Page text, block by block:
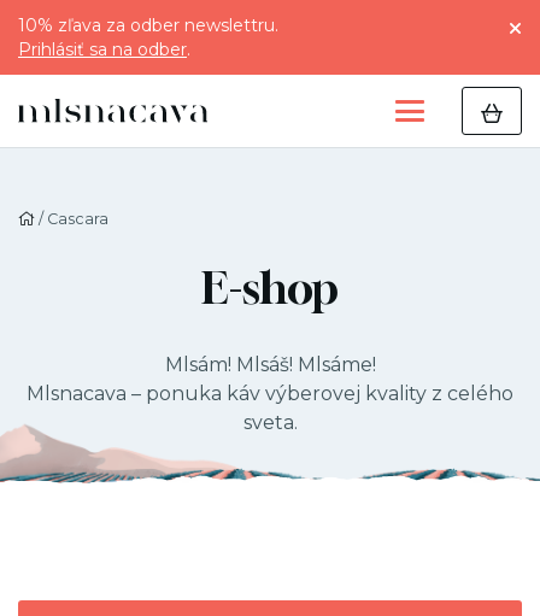
10% zľava za odber newslettru.
Prihlásiť sa na odber.
/ Cascara
E-shop
Mlsám! Mlsáš! Mlsáme!
Mlsnacava – ponuka káv výberovej kvality z celého
sveta.